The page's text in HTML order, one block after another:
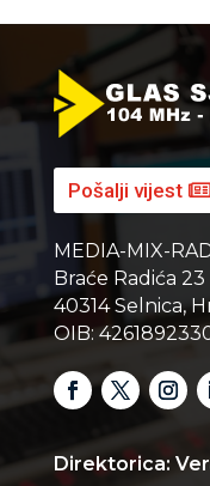
Pošalji vijest
MEDIA-MIX-
Braće Radića 23
40314 Selnica,
OIB:
Direktorica: